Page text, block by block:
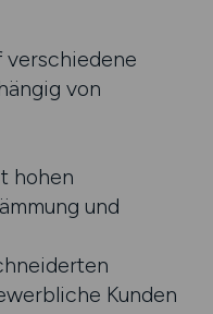
verschiedene
von
hohen
und
Kunden